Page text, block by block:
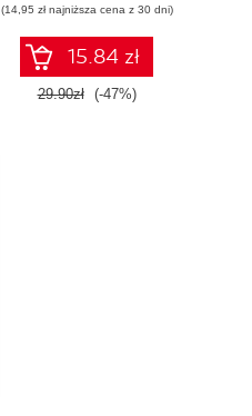
(14,95 zł najniższa cena z 30 dni)
15.84 zł
29.90zł (-47%)